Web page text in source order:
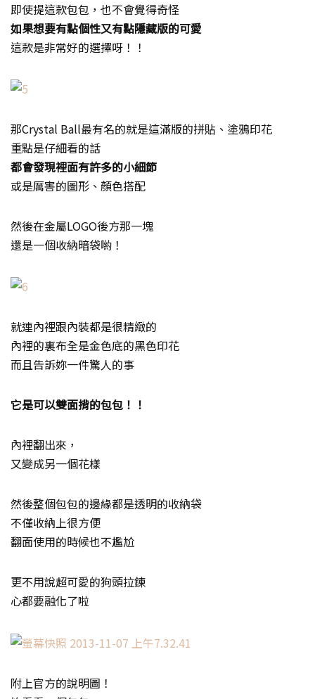
即使提這款包包，也不會覺得奇怪
如果想要有點個性又有點隱藏版的可愛
這款是非常好的選擇呀！！
那Crystal Ball最有名的就是這滿版的拼貼、塗鴉印花
重點是仔細看的話
都會發現裡面有許多的小細節
或是厲害的圖形、顏色搭配
然後在金屬LOGO後方那一塊
還是一個收納暗袋喲！
就連內裡跟內裝都是很精緻的
內裡的裏布全是金色底的黑色印花
而且告訴妳一件驚人的事
它是可以雙面揹的包包！！
內裡翻出來，
又變成另一個花樣
然後整個包包的邊緣都是透明的收納袋
不僅收納上很方便
翻面使用的時候也不尷尬
更不用說超可愛的狗頭拉鍊
心都要融化了啦
附上官方的說明圖！